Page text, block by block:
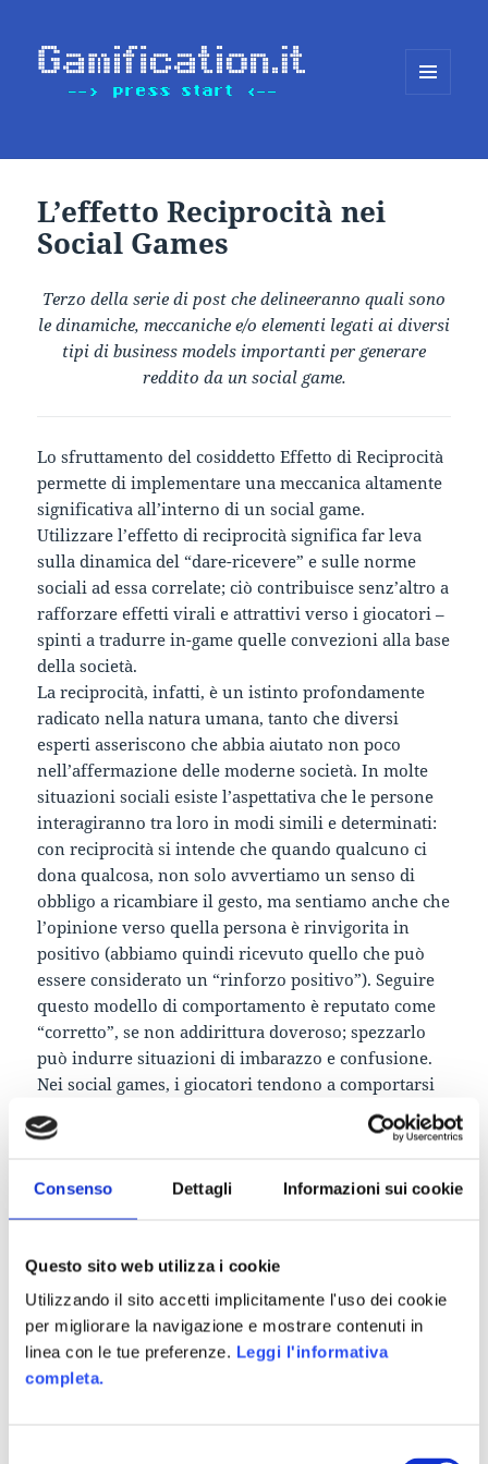
Consenso Dettagli Informazioni sui cookie
Questo sito web utilizza i cookie
Utilizzando il sito accetti implicitamente l'uso dei cookie
per migliorare la navigazione e mostrare contenuti in
linea con le tue preferenze. Leggi l'informativa
completa.
L’effetto Reciprocità nei
Social Games
Terzo della serie di post che delineeranno quali sono
le dinamiche, meccaniche e/o elementi legati ai diversi
tipi di business models importanti per generare
reddito da un social game.
Lo sfruttamento del cosiddetto Effetto di Reciprocità
permette di implementare una meccanica altamente
significativa all’interno di un social game.
Utilizzare l’effetto di reciprocità significa far leva
sulla dinamica del “dare-ricevere” e sulle norme
sociali ad essa correlate; ciò contribuisce senz’altro a
rafforzare effetti virali e attrattivi verso i giocatori –
spinti a tradurre in-game quelle convezioni alla base
della società.
La reciprocità, infatti, è un istinto profondamente
radicato nella natura umana, tanto che diversi
esperti asseriscono che abbia aiutato non poco
nell’affermazione delle moderne società. In molte
situazioni sociali esiste l’aspettativa che le persone
interagiranno tra loro in modi simili e determinati:
con reciprocità si intende che quando qualcuno ci
dona qualcosa, non solo avvertiamo un senso di
obbligo a ricambiare il gesto, ma sentiamo anche che
l’opinione verso quella persona è rinvigorita in
positivo (abbiamo quindi ricevuto quello che può
essere considerato un “rinforzo positivo”). Seguire
questo modello di comportamento è reputato come
“corretto”, se non addirittura doveroso; spezzarlo
può indurre situazioni di imbarazzo e confusione.
Nei social games, i giocatori tendono a comportarsi
seguendo questi principi, in quanto, oltre a godere
dei doni ricevuti, il ricambiare il dono li induce a
altri, innescando quindi un circolo di reciprocità
fortemente virale e attrattivo.
dinamica è far sì che le azioni del giocatore siano
osservate (e quindi giudicate) dagli altri; è anche
importante come designers stabilire una chiara
sequenza di azioni in-games che inducano a
generare un’aspettativa di reciprocità.